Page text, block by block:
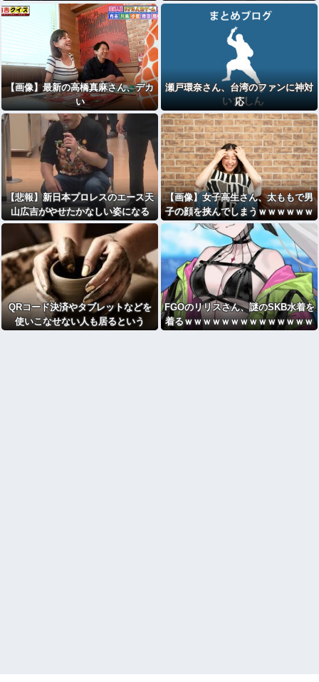
ｗｗｗｗｗｗｗｗｗｗｗｗ
【画像】最新の高橋真麻さん、デカ
い
瀬戸環奈さん、台湾のファンに神対
応
【悲報】新日本プロレスのエース天
山広吉がやせたかなしい姿になる
【画像】女子高生さん、太ももで男
子の顔を挟んでしまうｗｗｗｗｗｗ
ｗｗｗｗ
QRコード決済やタブレットなどを
使いこなせない人も居るという
FGOのリリスさん、謎のSKB水着を
着るｗｗｗｗｗｗｗｗｗｗｗｗｗｗ